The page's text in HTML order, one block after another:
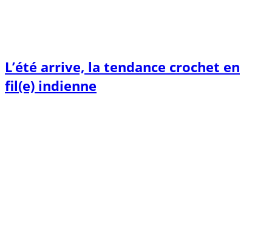
L’été arrive, la tendance crochet en
fil(e) indienne